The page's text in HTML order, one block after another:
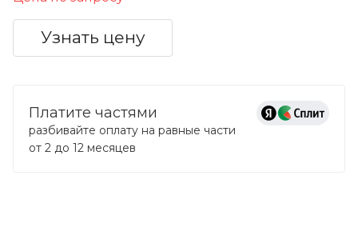
Узнать цену
Платите частями
разбивайте оплату на равные части
от 2 до 12 месяцев